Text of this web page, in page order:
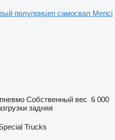
полуприцеп самосвал Menci
Собственный вес 6 000
задняя
Trucks